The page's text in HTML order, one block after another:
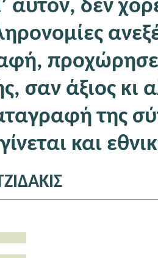
αυτόν, δεν
προχώρησε
σαν άξιος κι
της
και